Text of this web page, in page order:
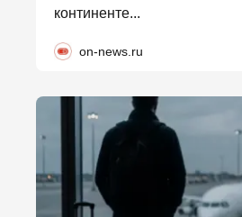
континенте...
on-news.ru